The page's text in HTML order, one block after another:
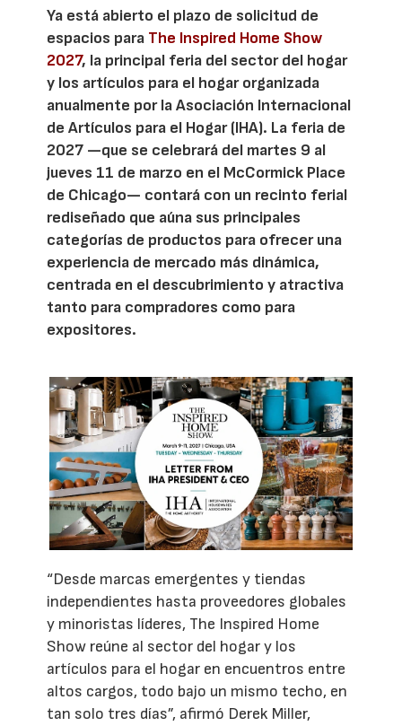
Ya está abierto el plazo de solicitud de
espacios para The Inspired Home Show
2027, la principal feria del sector del hogar
y los artículos para el hogar organizada
anualmente por la Asociación Internacional
de Artículos para el Hogar (IHA). La feria de
2027 —que se celebrará del martes 9 al
jueves 11 de marzo en el McCormick Place
de Chicago— contará con un recinto ferial
rediseñado que aúna sus principales
categorías de productos para ofrecer una
experiencia de mercado más dinámica,
centrada en el descubrimiento y atractiva
tanto para compradores como para
expositores.
“Desde marcas emergentes y tiendas
independientes hasta proveedores globales
y minoristas líderes, The Inspired Home
Show reúne al sector del hogar y los
artículos para el hogar en encuentros entre
altos cargos, todo bajo un mismo techo, en
tan solo tres días”, afirmó Derek Miller,